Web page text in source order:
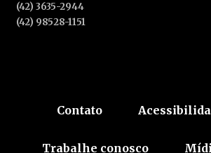
(42) 3635-2944
(42) 98528-1151
Contato
Trabalhe conosco